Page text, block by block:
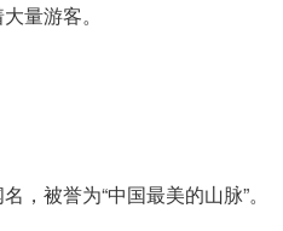
量游客。
被誉为“中国最美的山脉”。